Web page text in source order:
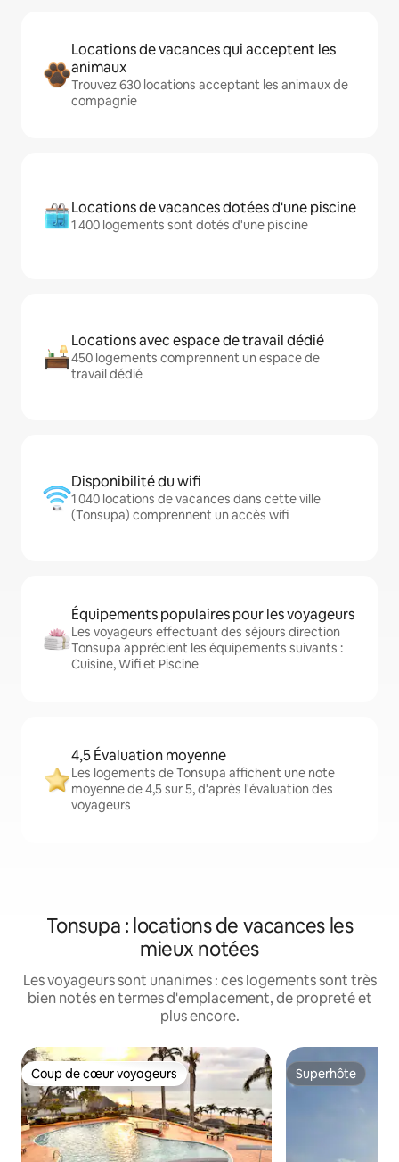
Locations de vacances qui acceptent les
animaux
Trouvez 630 locations acceptant les animaux de
compagnie
Locations de vacances dotées d'une piscine
1 400 logements sont dotés d'une piscine
Locations avec espace de travail dédié
450 logements comprennent un espace de
travail dédié
Disponibilité du wifi
1 040 locations de vacances dans cette ville
(Tonsupa) comprennent un accès wifi
Équipements populaires pour les voyageurs
Les voyageurs effectuant des séjours direction
Tonsupa apprécient les équipements suivants :
Cuisine, Wifi et Piscine
4,5 Évaluation moyenne
Les logements de Tonsupa affichent une note
moyenne de 4,5 sur 5, d'après l'évaluation des
voyageurs
Tonsupa : locations de vacances les
mieux notées
Les voyageurs sont unanimes : ces logements sont très
bien notés en termes d'emplacement, de propreté et
plus encore.
Coup de cœur voyageurs
Coup de cœur voyageurs Superhôte
Superhôte